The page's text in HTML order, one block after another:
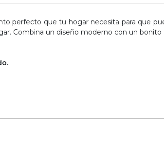
perfecto que tu hogar necesita para que
Combina un diseño moderno con un bonito